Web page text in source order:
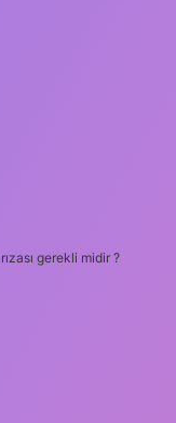
gerekli midir ?